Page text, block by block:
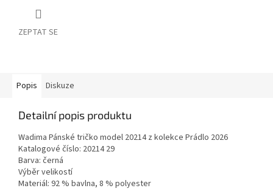
ZEPTAT SE
Popis Diskuze
Detailní popis produktu
Wadima Pánské tričko model 20214 z kolekce Prádlo 2026
Katalogové číslo: 20214 29
Barva: černá
Výběr velikostí
Materiál: 92 % bavlna, 8 % polyester